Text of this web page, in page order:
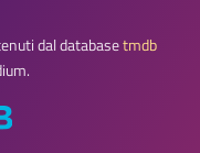
dal databasetmdb